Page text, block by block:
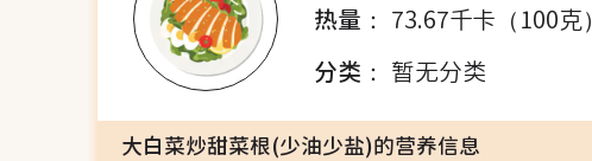
热量： 73.67千卡（100克）
分类： 暂无分类
大白菜炒甜菜根(少油少盐)的营养信息